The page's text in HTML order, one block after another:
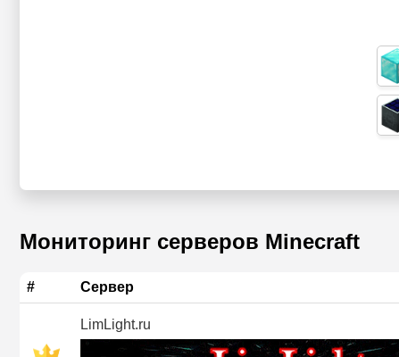
Мониторинг серверов Minecraft
# Сервер
LimLight.ru